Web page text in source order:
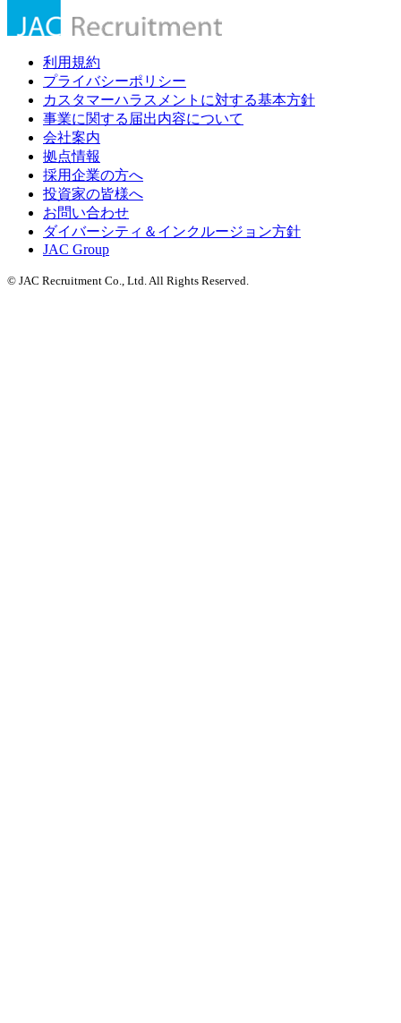
利用規約
プライバシーポリシー
カスタマーハラスメントに対する基本方針
事業に関する届出内容について
会社案内
拠点情報
採用企業の方へ
投資家の皆様へ
お問い合わせ
ダイバーシティ＆インクルージョン方針
JAC Group
© JAC Recruitment Co., Ltd. All Rights Reserved.